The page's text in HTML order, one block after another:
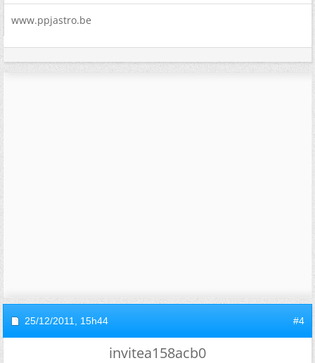
www.ppjastro.be
25/12/2011, 15h44 #4
invitea158acb0